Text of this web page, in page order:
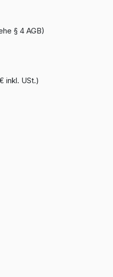
§ 4 AGB)
inkl. USt.)